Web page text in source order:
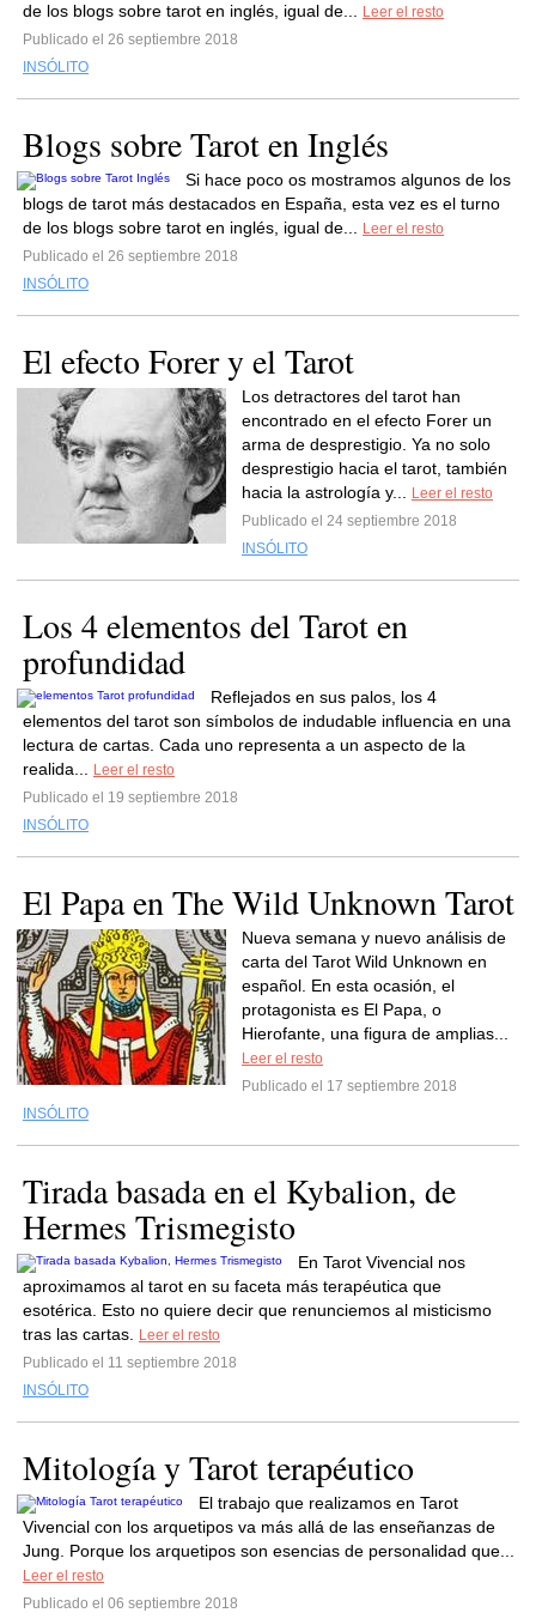
de los blogs sobre tarot en inglés, igual de...
Leer el resto
Publicado el 26 septiembre 2018
INSÓLITO
Blogs sobre Tarot en Inglés
Si hace poco os mostramos algunos de los
blogs de tarot más destacados en España, esta vez es el turno
de los blogs sobre tarot en inglés, igual de...
Leer el resto
Publicado el 26 septiembre 2018
INSÓLITO
El efecto Forer y el Tarot
Los detractores del tarot han
encontrado en el efecto Forer un
arma de desprestigio. Ya no solo
desprestigio hacia el tarot, también
hacia la astrología y...
Leer el resto
Publicado el 24 septiembre 2018
INSÓLITO
Los 4 elementos del Tarot en
profundidad
Reflejados en sus palos, los 4
elementos del tarot son símbolos de indudable influencia en una
lectura de cartas. Cada uno representa a un aspecto de la
realida...
Leer el resto
Publicado el 19 septiembre 2018
INSÓLITO
El Papa en The Wild Unknown Tarot
Nueva semana y nuevo análisis de
carta del Tarot Wild Unknown en
español. En esta ocasión, el
protagonista es El Papa, o
Hierofante, una figura de amplias...
Leer el resto
Publicado el 17 septiembre 2018
INSÓLITO
Tirada basada en el Kybalion, de
Hermes Trismegisto
En Tarot Vivencial nos
aproximamos al tarot en su faceta más terapéutica que
esotérica. Esto no quiere decir que renunciemos al misticismo
tras las cartas.
Leer el resto
Publicado el 11 septiembre 2018
INSÓLITO
Mitología y Tarot terapéutico
El trabajo que realizamos en Tarot
Vivencial con los arquetipos va más allá de las enseñanzas de
Jung. Porque los arquetipos son esencias de personalidad que...
Leer el resto
Publicado el 06 septiembre 2018